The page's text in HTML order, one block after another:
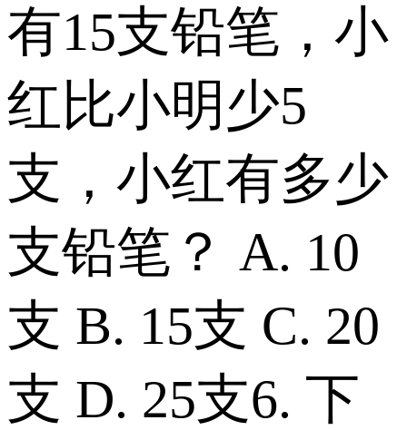
有15支铅笔，小
红比小明少5
支，小红有多少
支铅笔？ A. 10
支 B. 15支 C. 20
支 D. 25支 6. 下